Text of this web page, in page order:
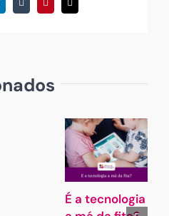
TumblrPinterestEmail
(necessário
É a tecnologia